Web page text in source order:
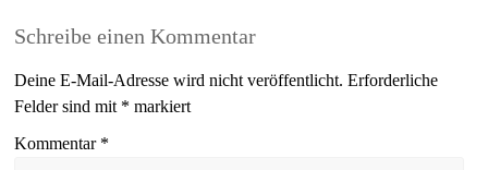
Schreibe einen Kommentar
Deine E-Mail-Adresse wird nicht veröffentlicht. Erforderliche
Felder sind mit * markiert
Kommentar *